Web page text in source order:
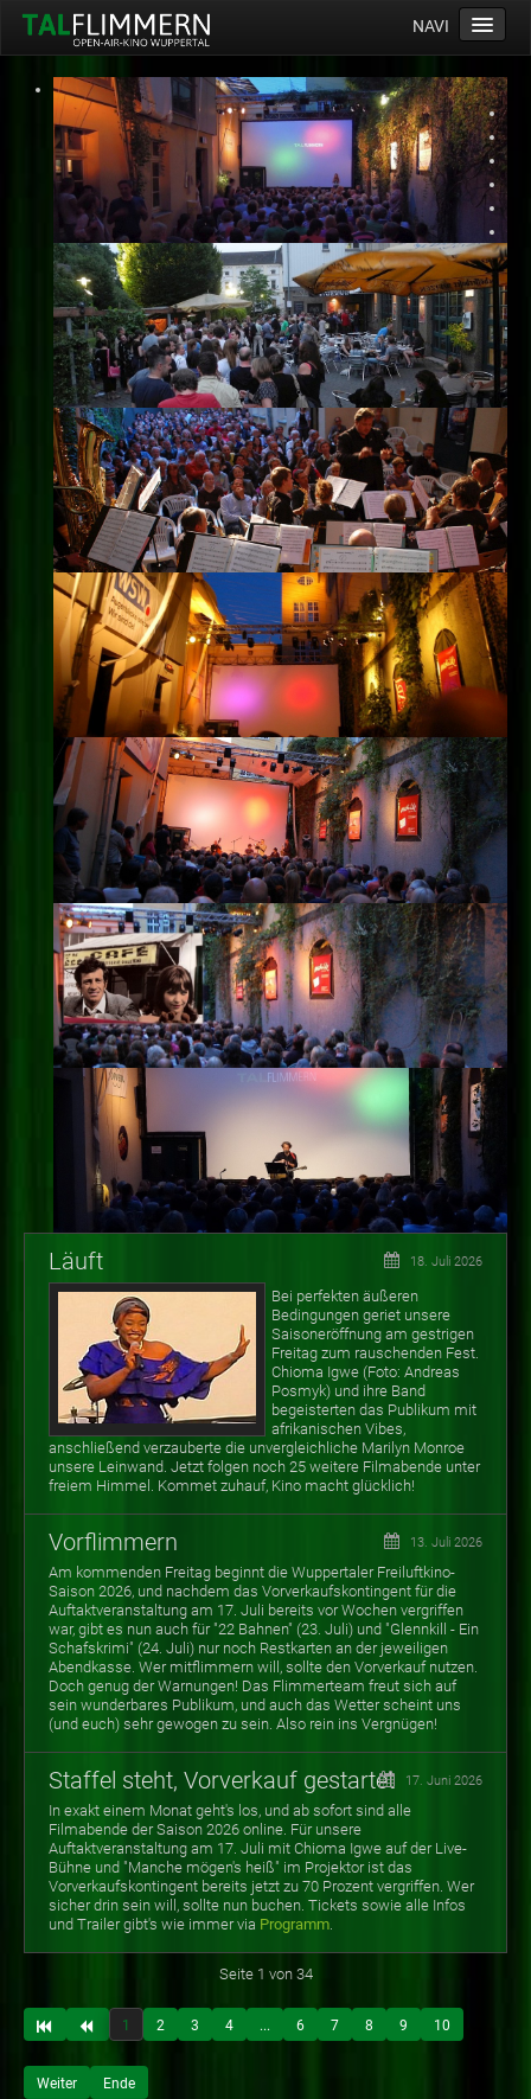
NAVI
Home
Programm
Service
Ticketinfos
Ort
Anreise
Wetter
Kinogutschein
Konzept
Archiv
Kontakt
Impressum
Datenschutz
Läuft 18. Juli 2026
Bei perfekten äußeren
Bedingungen geriet unsere
Saisoneröffnung am gestrigen
Freitag zum rauschenden Fest.
Chioma Igwe (Foto: Andreas
Posmyk) und ihre Band
begeisterten das Publikum mit
afrikanischen Vibes,
anschließend verzauberte die unvergleichliche Marilyn Monroe
unsere Leinwand. Jetzt folgen noch 25 weitere Filmabende unter
freiem Himmel. Kommet zuhauf, Kino macht glücklich!
Vorflimmern 13. Juli 2026
Am kommenden Freitag beginnt die Wuppertaler Freiluftkino-
Saison 2026, und nachdem das Vorverkaufskontingent für die
Auftaktveranstaltung am 17. Juli bereits vor Wochen vergriffen
war, gibt es nun auch für "22 Bahnen" (23. Juli) und "Glennkill - Ein
Schafskrimi" (24. Juli) nur noch Restkarten an der jeweiligen
Abendkasse. Wer mitflimmern will, sollte den Vorverkauf nutzen.
Doch genug der Warnungen! Das Flimmerteam freut sich auf
sein wunderbares Publikum, und auch das Wetter scheint uns
(und euch) sehr gewogen zu sein. Also rein ins Vergnügen!
Staffel steht, Vorverkauf gestartet 17. Juni 2026
In exakt einem Monat geht's los, und ab sofort sind alle
Filmabende der Saison 2026 online. Für unsere
Auftaktveranstaltung am 17. Juli mit Chioma Igwe auf der Live-
Bühne und "Manche mögen's heiß" im Projektor ist das
Vorverkaufskontingent bereits jetzt zu 70 Prozent vergriffen. Wer
sicher drin sein will, sollte nun buchen. Tickets sowie alle Infos
und Trailer gibt's wie immer via Programm.
Seite 1 von 34
1 2 3 4 ... 6 7 8 9 10
Weiter Ende